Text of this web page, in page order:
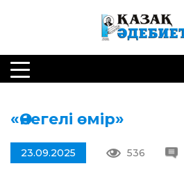
«Өнегелі өмір»
23.09.2025 536